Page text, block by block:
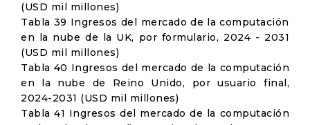
(USD mil millones)
Tabla 39 Ingresos del mercado de la computación
en la nube de la UK, por formulario, 2024 - 2031
(USD mil millones)
Tabla 40 Ingresos del mercado de la computación
en la nube de Reino Unido, por usuario final,
2024-2031 (USD mil millones)
Tabla 41 Ingresos del mercado de la computación